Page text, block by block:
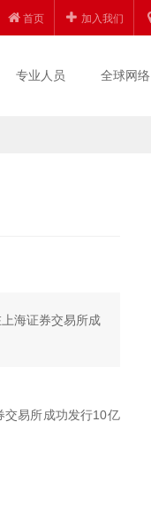
首页 加入我们
专业人员 全球网络
海证券交易所成
交易所成功发行10亿